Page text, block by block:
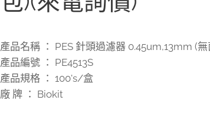
產品名稱 ： PES 針頭過濾器 0.45um,13mm (
產品編號 ： PE4513S
產品規格 ： 100's/盒
廠 牌 ： Biokit